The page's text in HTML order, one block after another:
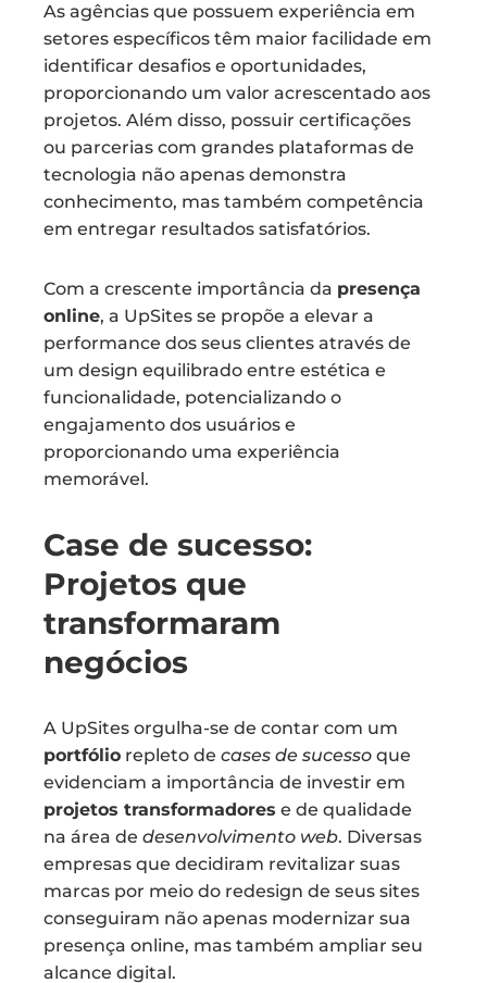
As agências que possuem experiência em
setores específicos têm maior facilidade em
identificar desafios e oportunidades,
proporcionando um valor acrescentado aos
projetos. Além disso, possuir certificações
ou parcerias com grandes plataformas de
tecnologia não apenas demonstra
conhecimento, mas também competência
em entregar resultados satisfatórios.
Com a crescente importância da presença
online, a UpSites se propõe a elevar a
performance dos seus clientes através de
um design equilibrado entre estética e
funcionalidade, potencializando o
engajamento dos usuários e
proporcionando uma experiência
memorável.
Case de sucesso:
Projetos que
transformaram
negócios
A UpSites orgulha-se de contar com um
portfólio repleto de cases de sucesso que
evidenciam a importância de investir em
projetos transformadores e de qualidade
na área de desenvolvimento web. Diversas
empresas que decidiram revitalizar suas
marcas por meio do redesign de seus sites
conseguiram não apenas modernizar sua
presença online, mas também ampliar seu
alcance digital.